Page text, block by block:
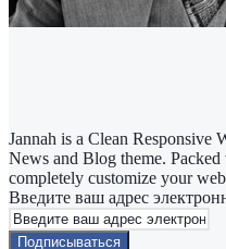
Jannah is a Clean Responsive
News and Blog theme.
completely customize your
Введите ваш адрес